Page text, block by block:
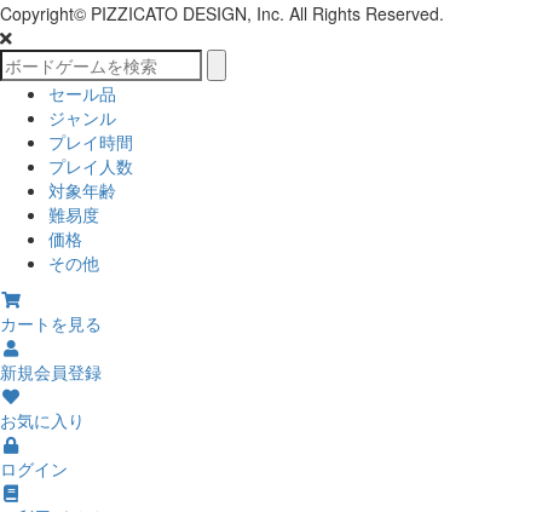
Copyright© PIZZICATO DESIGN, Inc. All Rights Reserved.
セール品
ジャンル
プレイ時間
プレイ人数
対象年齢
難易度
価格
その他
カートを見る
新規会員登録
お気に入り
ログイン